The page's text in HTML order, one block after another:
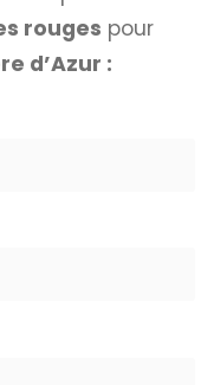
rouges pour
d’Azur :